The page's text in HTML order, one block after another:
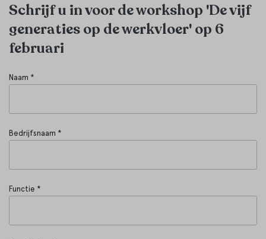
Schrijf u in voor de workshop 'De vijf
generaties op de werkvloer' op 6
februari
Naam *
Bedrijfsnaam *
Functie *